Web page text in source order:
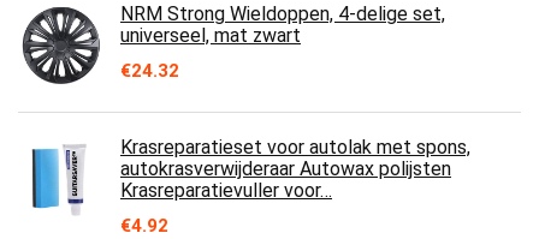
NRM Strong Wieldoppen, 4-delige set,
universeel, mat zwart
€24.32
Krasreparatieset voor autolak met spons,
autokrasverwijderaar Autowax polijsten
Krasreparatievuller voor…
€4.92